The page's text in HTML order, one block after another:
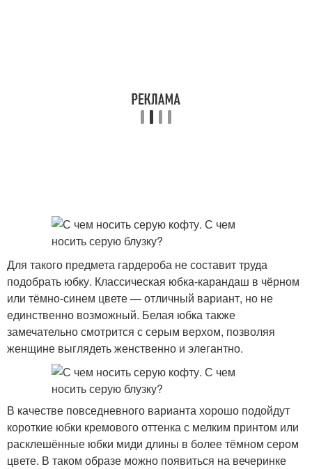
Для такого предмета гардероба не составит труда
подобрать юбку. Классическая юбка-карандаш в чёрном
или тёмно-синем цвете — отличный вариант, но не
единственно возможный. Белая юбка также
замечательно смотрится с серым верхом, позволяя
женщине выглядеть женственно и элегантно.
В качестве повседневного варианта хорошо подойдут
короткие юбки кремового оттенка с мелким принтом или
расклешённые юбки миди длины в более тёмном сером
цвете. В таком образе можно появиться на вечеринке